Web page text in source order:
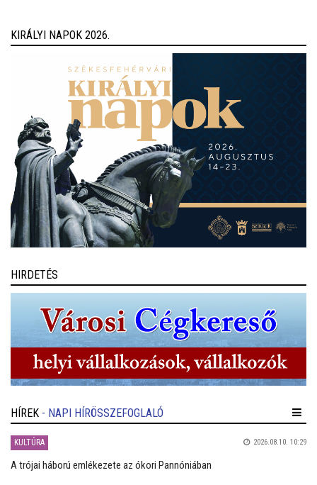
KIRÁLYI NAPOK 2026.
HIRDETÉS
HÍREK - NAPI HÍRÖSSZEFOGLALÓ
KULTÚRA 2026.08.10. 10:29
A trójai háború emlékezete az ókori Pannóniában